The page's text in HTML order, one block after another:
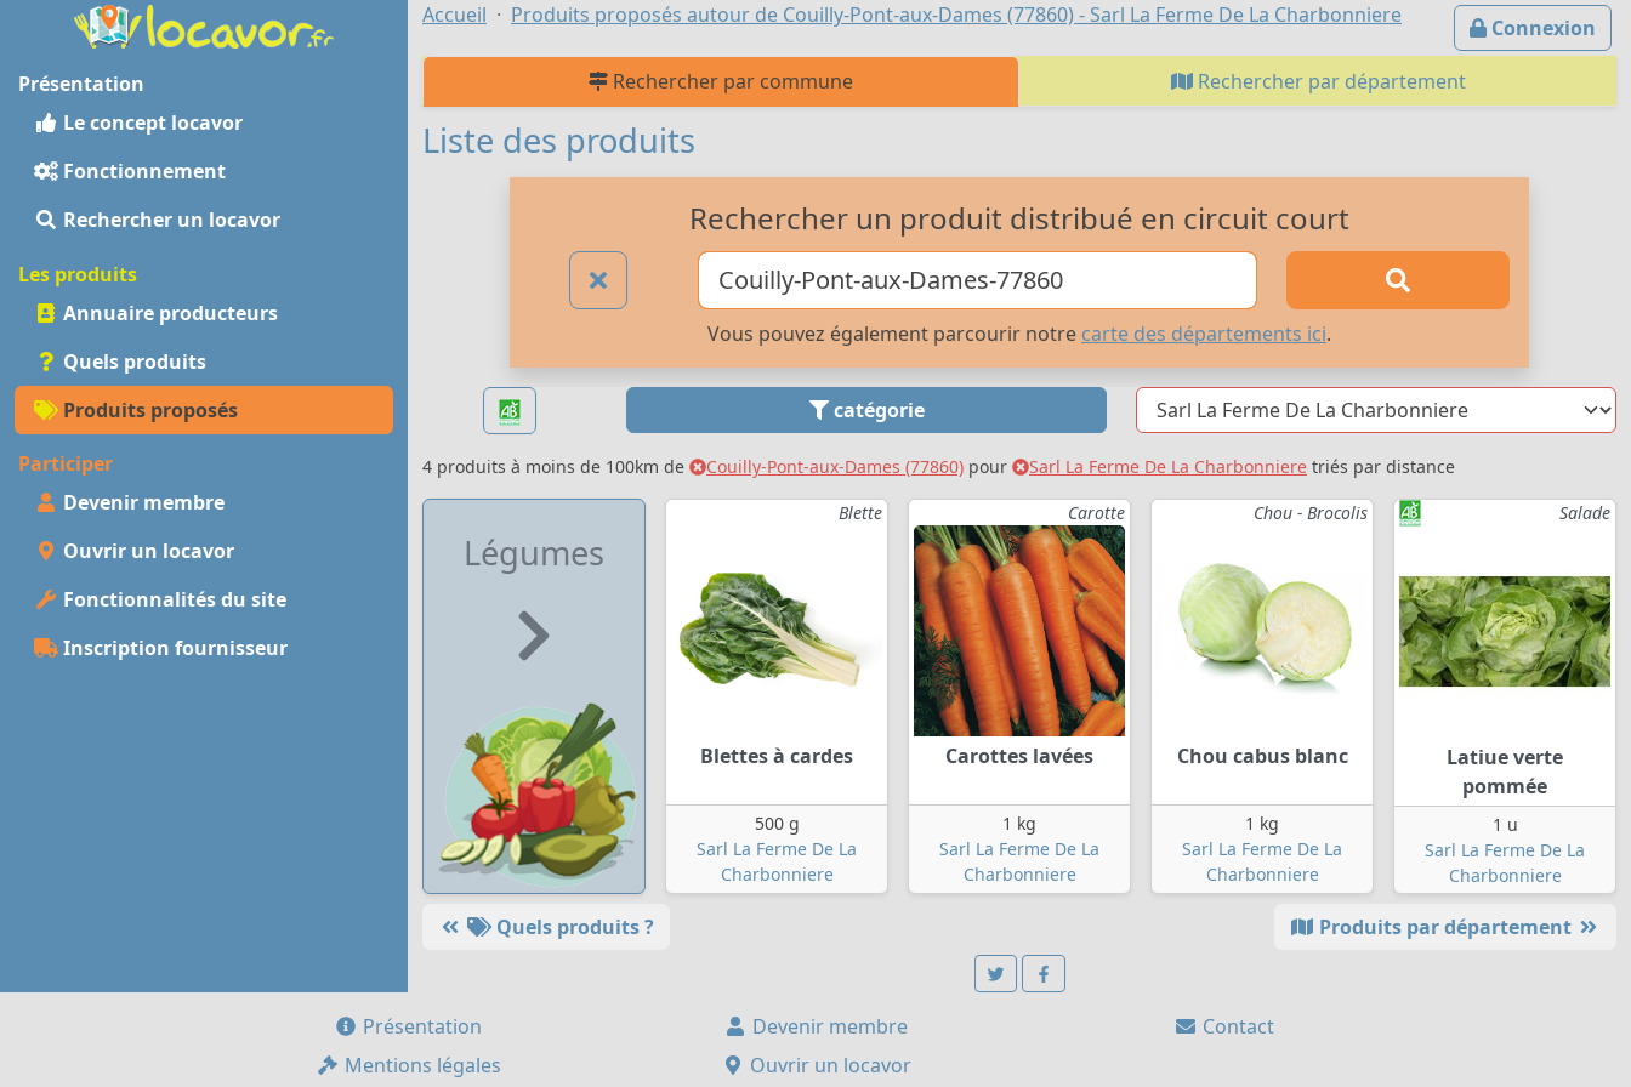
Présentation
Le concept locavor
Fonctionnement
Rechercher un locavor
Les produits
Annuaire producteurs
Quels produits
Produits proposés
Participer
Devenir membre
Ouvrir un locavor
Fonctionnalités du site
Inscription fournisseur
Connexion
Accueil Produits proposés autour de Couilly-Pont-aux-Dames (77860) - Sarl La Ferme De La Charbonniere
Rechercher par commune Rechercher par département
Liste des produits
Rechercher un produit distribué en circuit court
Vous pouvez également parcourir notre carte des départements ici.
catégorie
4 produits à moins de 100km de Couilly-Pont-aux-Dames (77860) pour Sarl La Ferme De La Charbonniere triés par distance
Légumes
Blette
Blettes à cardes
500 g
Sarl La Ferme De La
Charbonniere
Carotte
Carottes lavées
1 kg
Sarl La Ferme De La
Charbonniere
Chou - Brocolis
Chou cabus blanc
1 kg
Sarl La Ferme De La
Charbonniere
Salade
Latiue verte
pommée
1 u
Sarl La Ferme De La
Charbonniere
Produits par département
Quels produits ?
Présentation
Mentions légales
Devenir membre
Ouvrir un locavor
Contact